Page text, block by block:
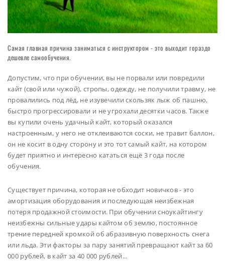
Самая главная причина заниматься с инструктором - это выходит гораздо
дешевле самообучения.
Допустим, что при обучении, вы не порвали или повредили
кайт (свой или чужой), стропы, одежду, не получили травму, не
провалились под лёд, не изувечили скользяк лыж об пашню,
быстро прогрессировали и не угрохали десятки часов. Также
вы купили очень удачный кайт, который оказался
настроенным, у него не отклеиваются соски, не травит баллон,
он не косит в одну сторону и это тот самый кайт, на котором
будет приятно и интересно кататься ещё 3 года после
обучения.
Существует причина, которая не обходит новичков - это
амортизация оборудования и последующая неизбежная
потеря продажной стоимости. При обучении сноукайтингу
неизбежны сильные удары кайтом об землю, постоянное
трение передней кромкой об абразивную поверхность снега
или льда. Эти факторы за пару занятий превращают кайт за 60
000 рублей, в кайт за 40 000 рублей...